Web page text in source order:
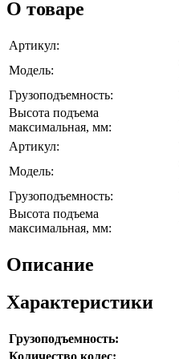
О товаре
Артикул:
Модель:
Грузоподъемность:
Высота подъема
максимальная, мм:
Артикул:
Модель:
Грузоподъемность:
Высота подъема
максимальная, мм:
Описание
Характеристики
Грузоподъемность:
Количество колес: